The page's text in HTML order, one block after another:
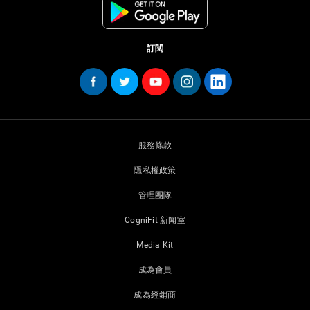
訂閱
服務條款
隱私權政策
管理團隊
CogniFit 新闻室
Media Kit
成為會員
成為經銷商